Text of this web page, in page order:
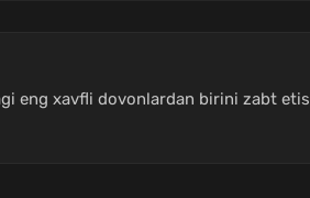
eng xavfli dovonlardan birini zabt